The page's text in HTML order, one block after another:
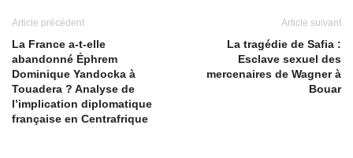
Article précédent
La France a-t-elle
abandonné Éphrem
Dominique Yandocka à
Touadera ? Analyse de
l’implication diplomatique
française en Centrafrique
Article suivant
La tragédie de Safia :
Esclave sexuel des
mercenaires de Wagner à
Bouar